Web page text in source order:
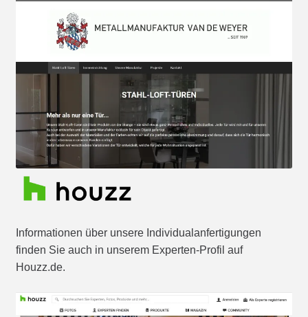
Informationen über unsere Individualanfertigungen
finden Sie auch in unserem Experten-Profil auf
Houzz.de.